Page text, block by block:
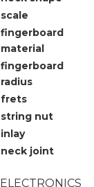
scale
fingerboard
material
fingerboard
radius
frets
string nut
inlay
neck joint
ELECTRONICS